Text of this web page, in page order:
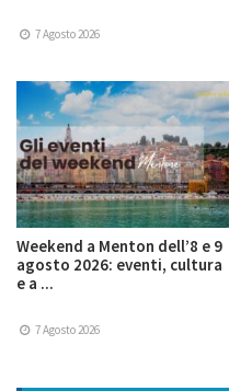
7 Agosto 2026
Weekend a Menton dell’8 e 9
agosto 2026: eventi, cultura
e a ...
7 Agosto 2026